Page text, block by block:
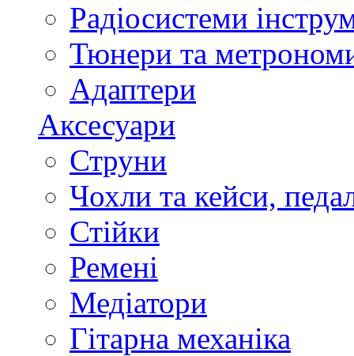
Радіосистеми
Тюнери та
Адаптери
Аксесуари
Струни
Чохли та кейси,
Стійки
Ремені
Медіатори
Гітарна механіка